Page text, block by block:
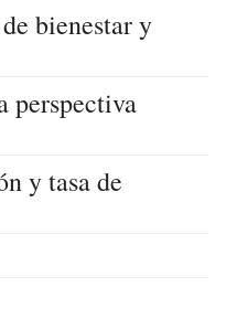
bienestar y
perspectiva
y tasa de